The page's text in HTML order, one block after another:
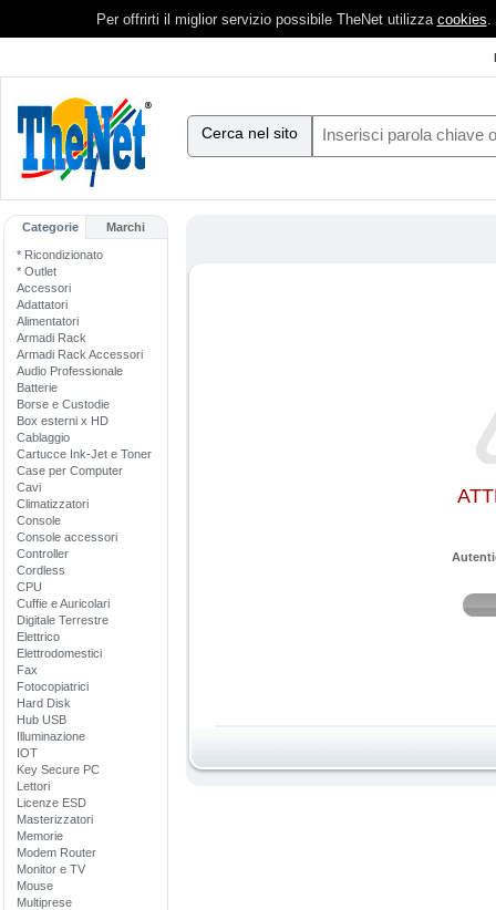
Per offrirti il miglior servizio possibile TheNet utilizza cookies.
Cerca nel sito
Categorie Marchi
* Ricondizionato
* Outlet
Accessori
Adattatori
Alimentatori
Armadi Rack
Armadi Rack Accessori
Audio Professionale
Batterie
Borse e Custodie
Box esterni x HD
Cablaggio
Cartucce Ink-Jet e Toner
Case per Computer
Cavi
Climatizzatori
Console
Console accessori
Controller
Cordless
CPU
Cuffie e Auricolari
Digitale Terrestre
Elettrico
Elettrodomestici
Fax
Fotocopiatrici
Hard Disk
Hub USB
Illuminazione
IOT
Key Secure PC
Lettori
Licenze ESD
Masterizzatori
Memorie
Modem Router
Monitor e TV
Mouse
Multiprese